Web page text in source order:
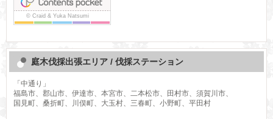
庭木伐採出張エリア / 伐採ステーション
「中通り」
福島市、郡山市、伊達市、本宮市、二本松市、田村市、須賀川市、
国見町、桑折町、川俣町、大玉村、三春町、小野町、平田村